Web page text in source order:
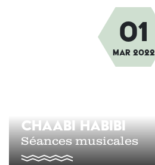
01
Mar 2022
CHAABI HABIBI
Séances musicales